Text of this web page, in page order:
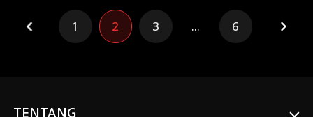
siaran langsung dan konflik keluarga, hingga
melatih Ryan Shaw yang pemalu menjadi
pewaris tangguh, Vivian memainkan
permainan kekuasaan dan balas dendam yang
1 2 3 ... 6
TENTANG